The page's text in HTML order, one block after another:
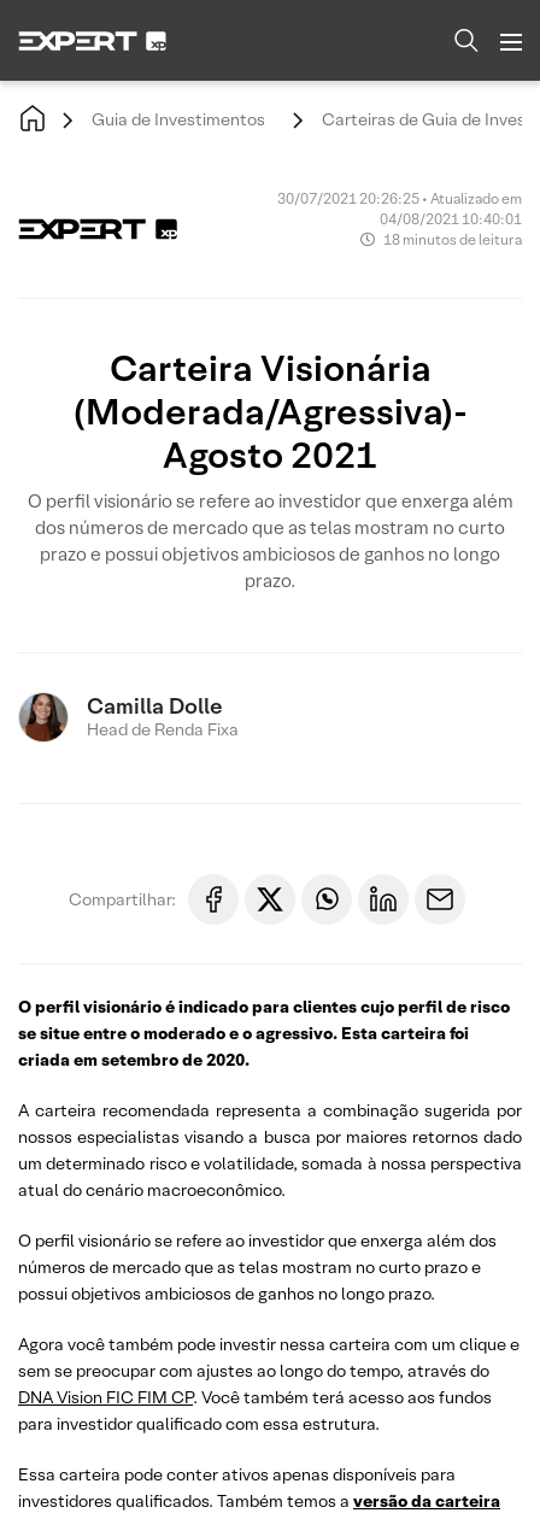
Guia de Investimentos Carteiras de Guia de
30/07/2021 20:26:25 • Atualizado em
04/08/2021 10:40:01
18 minutos de leitura
Carteira Visionária
(Moderada/Agressiva)-
Agosto 2021
O perfil visionário se refere ao investidor que enxerga além
dos números de mercado que as telas mostram no curto
prazo e possui objetivos ambiciosos de ganhos no longo
prazo.
Camilla Dolle
Head de Renda Fixa
Compartilhar:
O perfil visionário é indicado para clientes cujo perfil de risco
se situe entre o moderado e o agressivo. Esta carteira foi
criada em setembro de 2020.
A carteira recomendada representa a combinação sugerida por
nossos especialistas visando a busca por maiores retornos dado
um determinado risco e volatilidade, somada à nossa perspectiva
atual do cenário macroeconômico.
O perfil visionário se refere ao investidor que enxerga além dos
números de mercado que as telas mostram no curto prazo e
possui objetivos ambiciosos de ganhos no longo prazo.
Agora você também pode investir nessa carteira com um clique e
sem se preocupar com ajustes ao longo do tempo, através do
DNA Vision FIC FIM CP. Você também terá acesso aos fundos
para investidor qualificado com essa estrutura.
Essa carteira pode conter ativos apenas disponíveis para
investidores qualificados. Também temos a versão da carteira